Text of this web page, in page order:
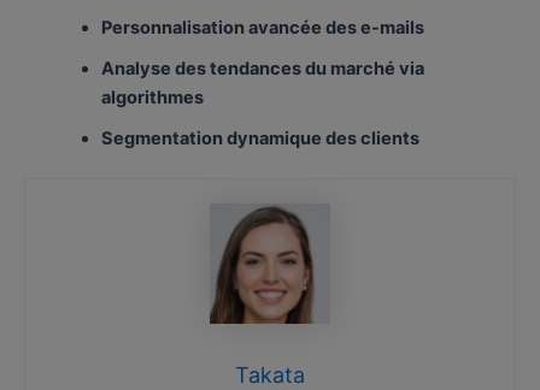
Personnalisation avancée des e-mails
Analyse des tendances du marché via
algorithmes
Segmentation dynamique des clients
Takata